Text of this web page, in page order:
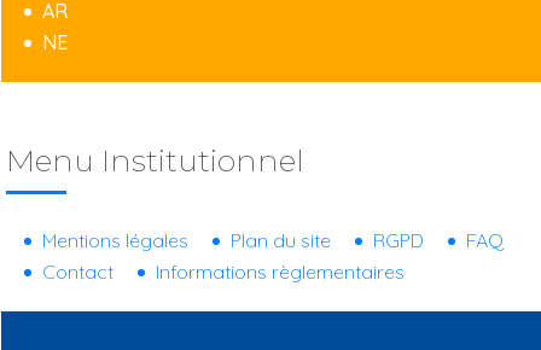
AR
NE
Menu Institutionnel
Mentions légales Plan du site RGPD
FAQ
Contact
Informations règlementaires